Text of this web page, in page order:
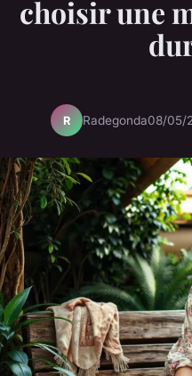
choisir une
R Radegonda08/05/